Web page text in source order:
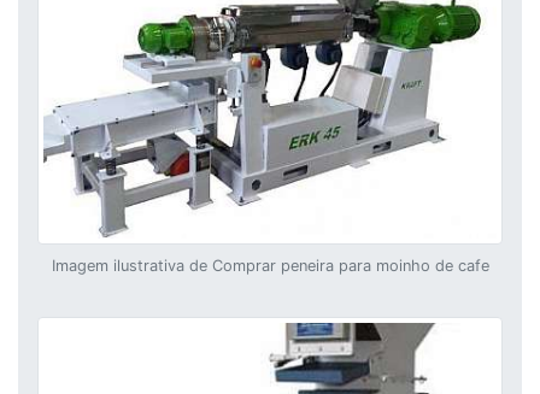
Imagem ilustrativa de Comprar peneira para moinho de cafe